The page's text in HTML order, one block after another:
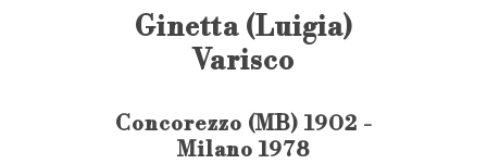
Ginetta (Luigia)
Varisco
Concorezzo (MB) 1902 -
Milano 1978